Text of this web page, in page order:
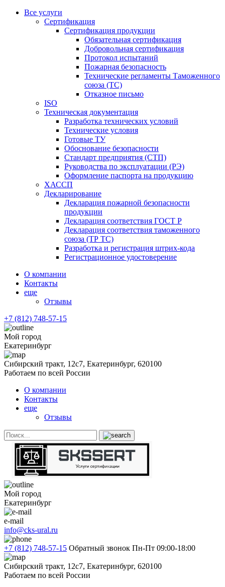
Все услуги
Сертификация
Сертификация продукции
Обязательная сертификация
Добровольная сертификация
Протокол испытаний
Пожарная безопасность
Технические регламенты Таможенного
союза (ТС)
Отказное письмо
ISO
Техническая документация
Разработка технических условий
Технические условия
Готовые ТУ
Обоснование безопасности
Стандарт предприятия (СТП)
Руководства по эксплуатации (РЭ)
Оформление паспорта на продукцию
ХАССП
Декларирование
Декларация пожарной безопасности
продукции
Декларация соответствия ГОСТ Р
Декларация соответствия таможенного
союза (ТР ТС)
Разработка и регистрация штрих-кода
Регистрационное удостоверение
О компании
Контакты
еще
Отзывы
+7 (812) 748-57-15
Мой город
Екатеринбург
Сибирский тракт, 12с7, Екатеринбург, 620100
Работаем по всей России
О компании
Контакты
еще
Отзывы
Мой город
Екатеринбург
e-mail
info@cks-ural.ru
+7 (812) 748-57-15 Обратный звонок Пн-Пт 09:00-18:00
Сибирский тракт, 12с7, Екатеринбург, 620100
Работаем по всей России